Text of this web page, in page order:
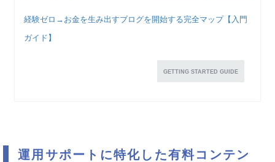
経験ゼロ→お金を生み出すブログを開始する完全マップ【入門
ガイド】
GETTING STARTED GUIDE
運用サポートに特化した有料コンテン